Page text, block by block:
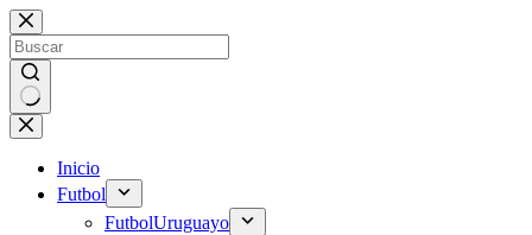
Saltar
al
contenido
Sin
resultados
Inicio
Futbol
FutbolUruguayo